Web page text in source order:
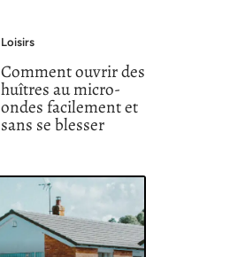
Loisirs
Comment ouvrir des
huîtres au micro-
ondes facilement et
sans se blesser